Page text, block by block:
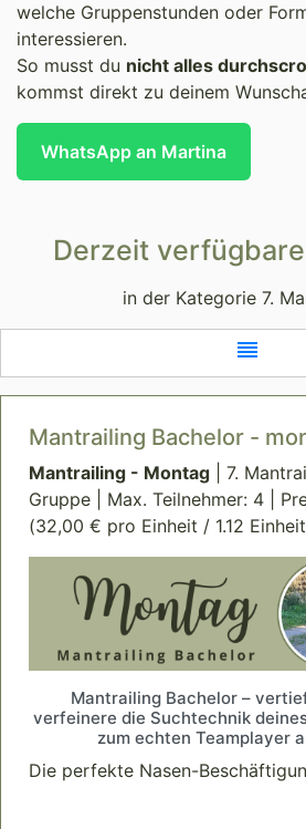
welche Gruppenstunden oder
interessieren.
So musst du nicht alles
kommst direkt zu deinem
WhatsApp an Martina
Derzeit
in der Kategorie 7.
reorder
Mantrailing Bachelor -
Mantrailing - Montag | 7.
Gruppe | Max. Teilnehmer: 4 |
(32,00 € pro Einheit / 1.12
Mantrailing Bachelor –
verfeinere die Suchtechnik
zum echten Teamplayer
Die perfekte Nasen-